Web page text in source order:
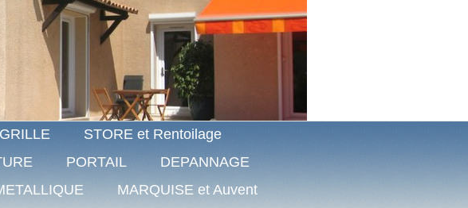
GRILLE
STORE et Rentoilage
PORTAIL
DEPANNAGE
MARQUISE et Auvent